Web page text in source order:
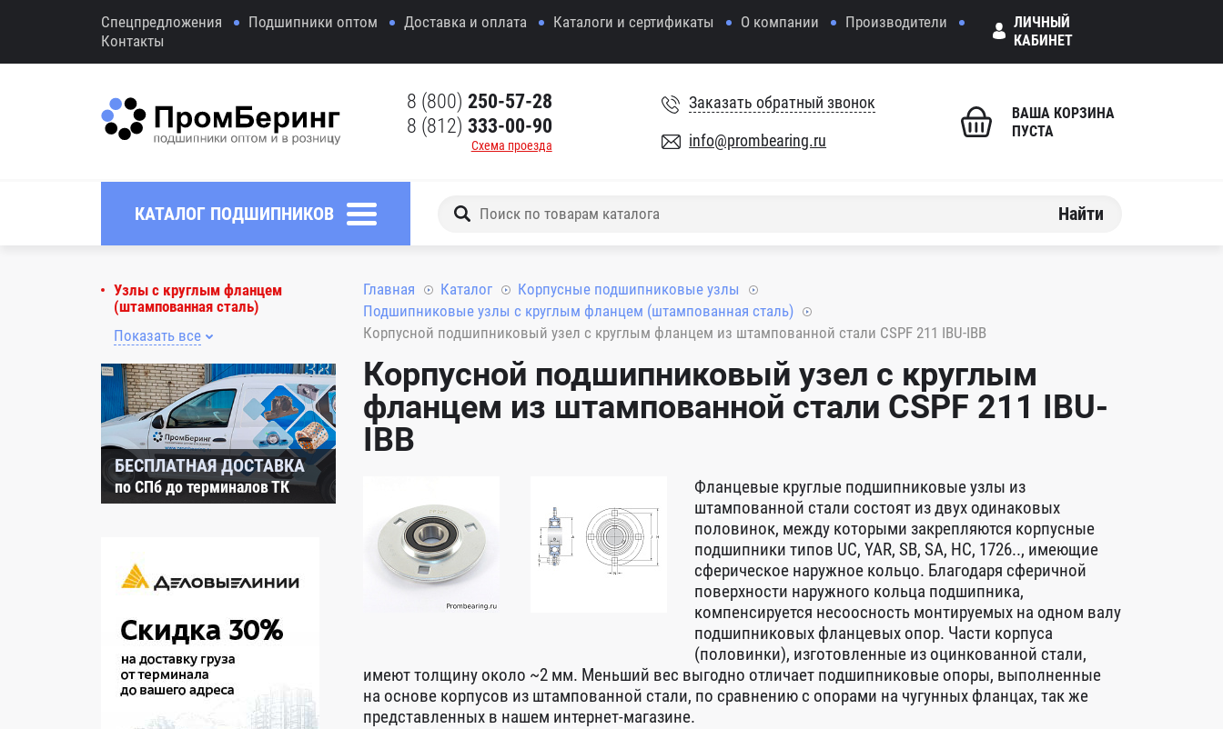
Спецпредложения Подшипники оптом Доставка и оплата Каталоги и сертификаты О компании
Производители
Контакты
ЛИЧНЫЙ
КАБИНЕТ
8 (800) 250-57-28
8 (812) 333-00-90
Схема проезда
Заказать обратный звонок
info@prombearing.ru
ВАША КОРЗИНА
ПУСТА
КАТАЛОГ ПОДШИПНИКОВ Найти
Узлы с круглым фланцем
(штампованная сталь)
Показать все
БЕСПЛАТНАЯ ДОСТАВКА
по СПб до терминалов ТК
Главная Каталог
Корпусные подшипниковые узлы
Подшипниковые узлы с круглым фланцем (штампованная сталь)
Корпусной подшипниковый узел с круглым фланцем из штампованной стали CSPF 211 IBU-IBB
Корпусной подшипниковый узел с круглым
фланцем из штампованной стали CSPF 211 IBU-
IBB
Фланцевые круглые подшипниковые узлы из
штампованной стали состоят из двух одинаковых
половинок, между которыми закрепляются корпусные
подшипники типов UC, YAR, SB, SA, HC, 1726.., имеющие
сферическое наружное кольцо. Благодаря сферичной
поверхности наружного кольца подшипника,
компенсируется несоосность монтируемых на одном валу
подшипниковых фланцевых опор. Части корпуса
(половинки), изготовленные из оцинкованной стали,
имеют толщину около ~2 мм. Меньший вес выгодно отличает подшипниковые опоры, выполненные
на основе корпусов из штампованной стали, по сравнению с опорами на чугунных фланцах, так же
представленных в нашем интернет-магазине.